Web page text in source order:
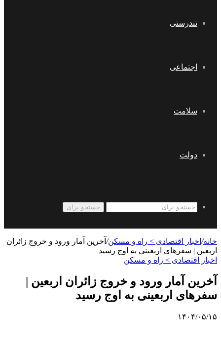
تندرستی
اجتماعی
سلامت
دولت
جستجو برای
خانه/ اخبار اقتصادی > راه و مسکن/ آخرین آمار ورود و خروج زائران
اربعین | سفرهای اربعینی به اوج رسید
اخبار اقتصادی > راه و مسکن
آخرین آمار ورود و خروج زائران اربعین |
سفرهای اربعینی به اوج رسید
۱۴۰۴/۰۵/۱۵